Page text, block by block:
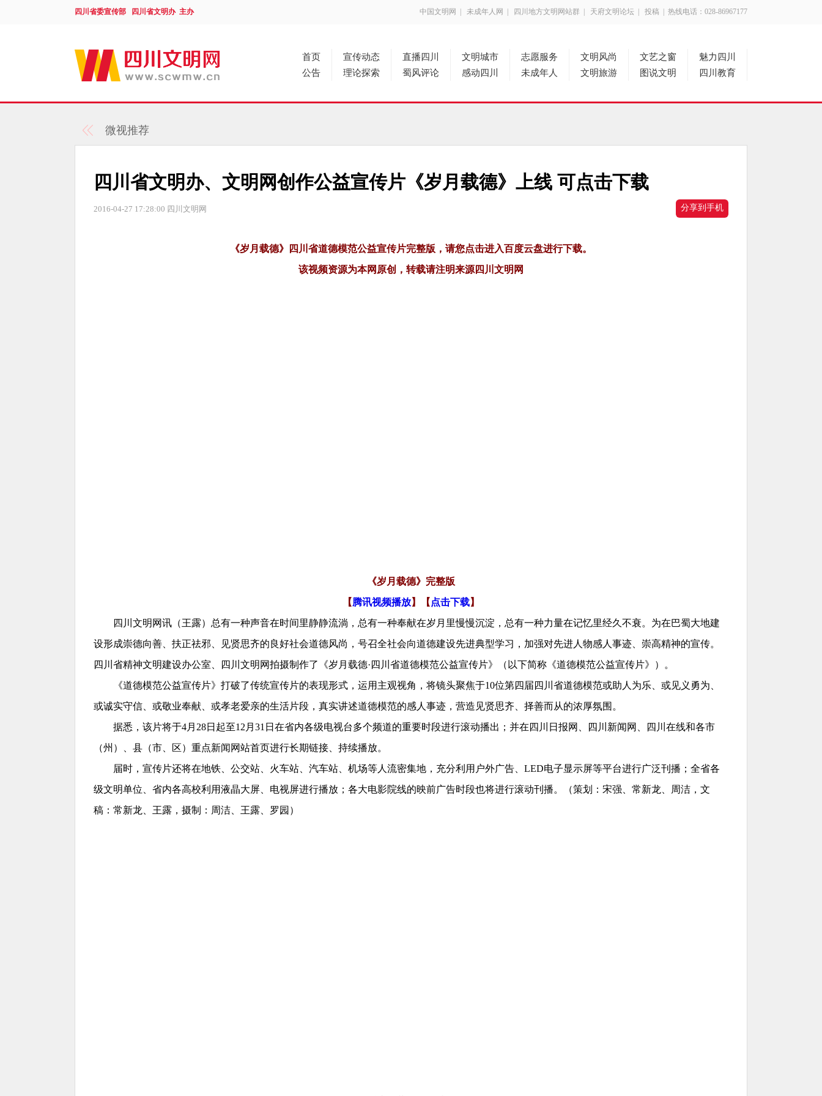
四川省委宣传部 四川省文明办 主办 中国文明网 未成年人网 四川地方文明网站群 天府文明论坛 投稿 | 热线电话：028-86967177
首页 宣传动态 直播四川 文明城市 志愿服务 文明风尚 文艺之窗
魅力四川
公告
理论探索 蜀风评论 感动四川 未成年人 文明旅游 图说文明 四川教育
微视推荐
四川省文明办、文明网创作公益宣传片《岁月载德》上线 可点击下载
2016-04-27 17:28:00 四川文明网 分享到手机
《岁月载德》四川省道德模范公益宣传片完整版， 请您点击进入百度云盘进行下载。
该视频资源为本网原创，转载请注明来源四川文明网
《岁月载德》完整版
【腾讯视频播放】【 点击下载】
四川文明网讯（王露） 总有一种声音在时间里静静流淌，总有一种奉献在岁月里慢慢沉淀，总有一种力量在记忆里经久不衰。为在巴蜀大地建
设形成崇德向善、扶正祛邪、见贤思齐的良好社会道德风尚，号召全社会向道德建设先进典型学习，加强对先进人物感人事迹、崇高精神的宣传。
四川省精神文明建设办公室、四川文明网拍摄制作了《岁月载德·四川省道德模范公益宣传片》（以下简称《道德模范公益宣传片》）。
《道德模范公益宣传片》打破了传统宣传片的表现形式，运用主观视角，将镜头聚焦于10位第四届四川省道德模范或助人为乐、或见义勇为、
或诚实守信、或敬业奉献、或孝老爱亲的生活片段，真实讲述道德模范的感人事迹，营造见贤思齐、择善而从的浓厚氛围。
据悉，该片将于4月28日起至12月31日在省内各级电视台多个频道的重要时段进行滚动播出；并在四川日报网、四川新闻网、四川在线和各市
（州）、县（市、区）重点新闻网站首页进行长期链接、持续播放。
届时，宣传片还将在地铁、公交站、火车站、汽车站、机场等人流密集地，充分利用户外广告、LED电子显示屏等平台进行广泛刊播；全省各
级文明单位、省内各高校利用液晶大屏、电视屏进行播放；各大电影院线的映前广告时段也将进行滚动刊播。
（策划：宋强、常新龙、周洁，文
稿：常新龙、王露，摄制：周洁、王露、罗园）